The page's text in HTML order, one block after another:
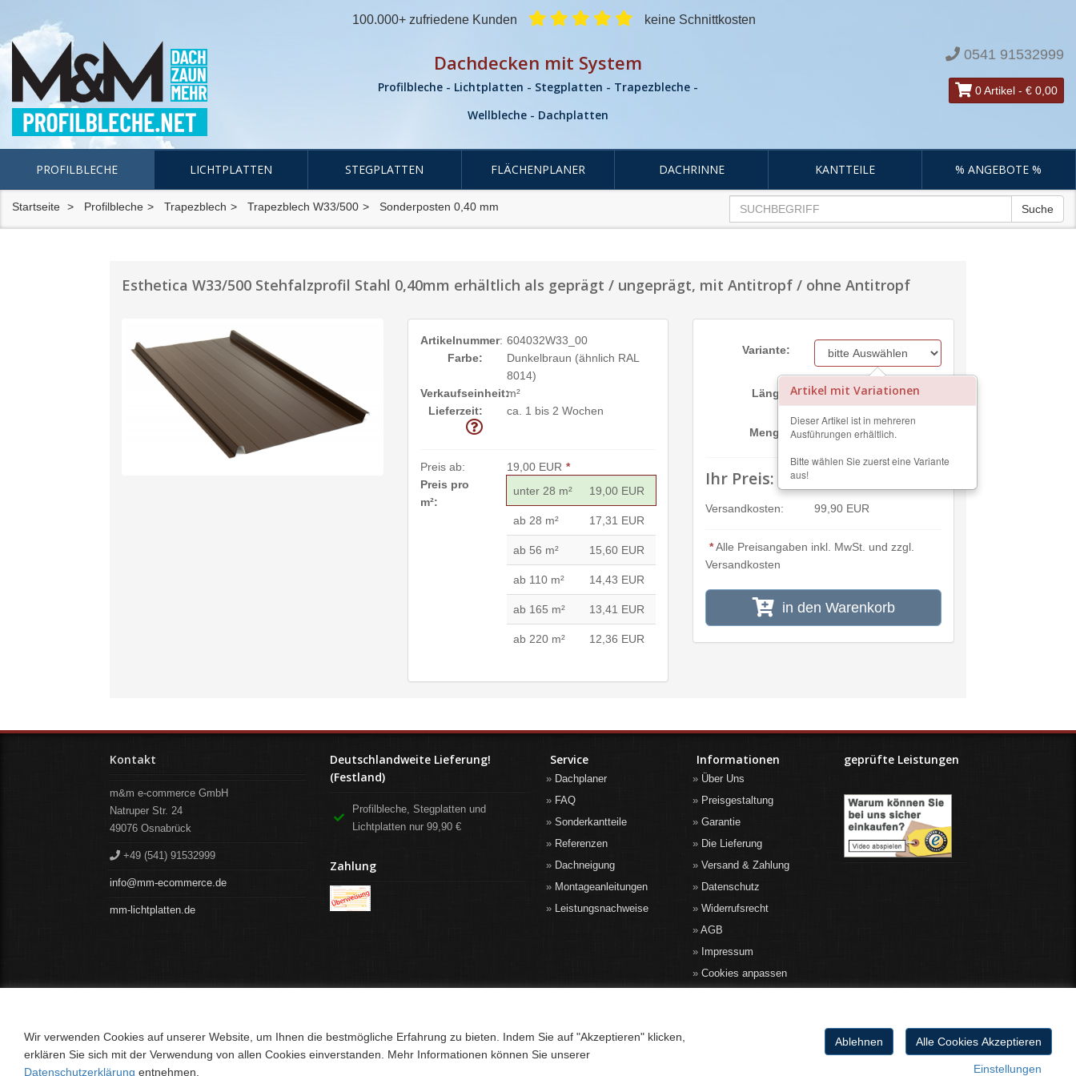
100.000+ zufriedene Kunden keine Schnittkosten
Dachdecken mit System
Profilbleche - Lichtplatten - Stegplatten - Trapezbleche -
Wellbleche - Dachplatten
0541 91532999
0 Artikel - € 0,00
PROFILBLECHE LICHTPLATTEN STEGPLATTEN FLÄCHENPLANER DACHRINNE KANTTEILE % ANGEBOTE %
Startseite Profilbleche Trapezblech Trapezblech W33/500 Sonderposten 0,40 mm Suche
Esthetica W33/500 Stehfalzprofil Stahl 0,40mm erhältlich als geprägt / ungeprägt, mit Antitropf / ohne Antitropf
Artikelnummer: 604032W33_00
Farbe:
Dunkelbraun (ähnlich RAL
8014)
Verkaufseinheit:m²
Lieferzeit:
ca. 1 bis 2 Wochen
Preis ab: 19,00 EUR *
Preis pro
m²:
unter 28 m² 19,00 EUR
ab 28 m² 17,31 EUR
ab 56 m² 15,60 EUR
ab 110 m² 14,43 EUR
ab 165 m² 13,41 EUR
ab 220 m² 12,36 EUR
Variante:
Artikel mit Variationen
Dieser Artikel ist in mehreren
Ausführungen erhältlich.
Bitte wählen Sie zuerst eine Variante
aus!
Länge: cm
Menge: m²
Ihr Preis:
Versandkosten: 99,90 EUR
*Alle Preisangaben inkl. MwSt. und zzgl.
Versandkosten
in den Warenkorb
Kontakt
m&m e-commerce GmbH
Natruper Str. 24
49076 Osnabrück
+49 (541) 91532999
info@mm-ecommerce.de
mm-lichtplatten.de
Deutschlandweite Lieferung!
(Festland)
Profilbleche, Stegplatten und
Lichtplatten nur 99,90 €
Zahlung
Service
Dachplaner
FAQ
Sonderkantteile
Referenzen
Dachneigung
Montageanleitungen
Leistungsnachweise
Informationen
Über Uns
Preisgestaltung
Garantie
Die Lieferung
Versand & Zahlung
Datenschutz
Widerrufsrecht
AGB
Impressum
Cookies anpassen
geprüfte Leistungen
Wir verwenden Cookies auf unserer Website, um Ihnen die bestmögliche Erfahrung zu bieten. Indem Sie auf "Akzeptieren" klicken,
erklären Sie sich mit der Verwendung von allen Cookies einverstanden. Mehr Informationen können Sie unserer
Datenschutzerklärung entnehmen.
Alle Cookies Akzeptieren
Ablehnen
Einstellungen